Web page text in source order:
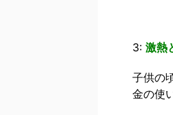
3: 激熱
子供の
金の使